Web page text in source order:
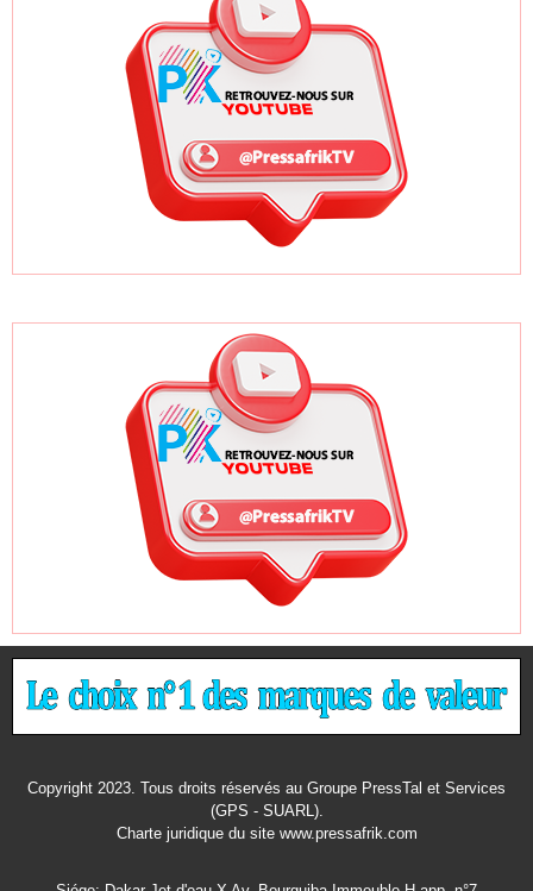
Copyright 2023. Tous droits réservés au Groupe PressTal et Services
(GPS - SUARL).
Charte juridiquedu site www.pressafrik.com